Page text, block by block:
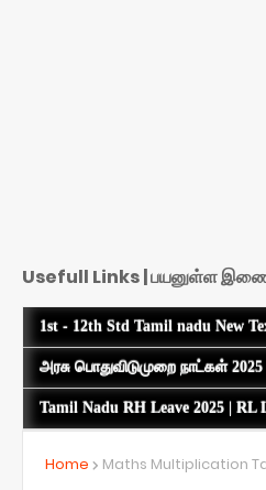
Usefull Links | பயனுள்ள
1st - 12th Std Tamil nadu New
அரசு பொதுவிடுமுறை நாட்கள் 2025
Tamil Nadu RH Leave 2025 | RL
Home Maths Multiplication